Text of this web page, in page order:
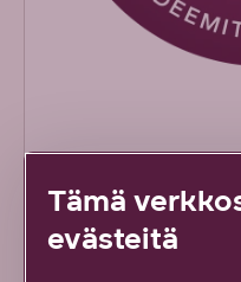
DNA
DNA Laatutakuu
mokkuloille,
Tämä
evästeitä